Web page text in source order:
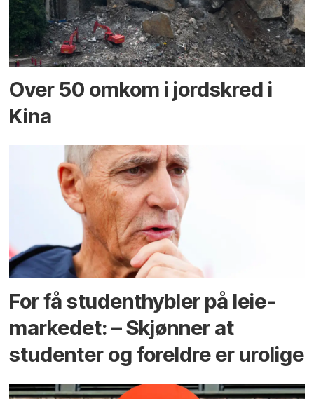
Over 50 omkom i jord­skred i
Kina
For få student­hybler på leie­
markedet: – Skjønner at
studenter og foreldre er urolige